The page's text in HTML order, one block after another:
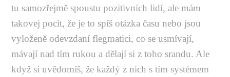
tu samozřejmě spoustu pozitivních lidí, ale mám
takovej pocit, že je to spíš otázka času nebo jsou
vyloženě odevzdaní flegmatici, co se usmívají,
mávají nad tím rukou a dělají si z toho srandu. Ale
když si uvědomíš, že každý z nich s tím systémem